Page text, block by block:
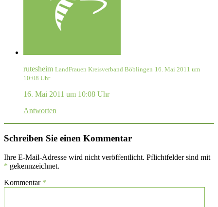
rutesheim LandFrauen Kreisverband Böblingen 16. Mai 2011 um
10:08 Uhr
16. Mai 2011 um 10:08 Uhr
Antworten
Schreiben Sie einen Kommentar
Ihre E-Mail-Adresse wird nicht veröffentlicht. Pflichtfelder sind mit
* gekennzeichnet.
Kommentar *